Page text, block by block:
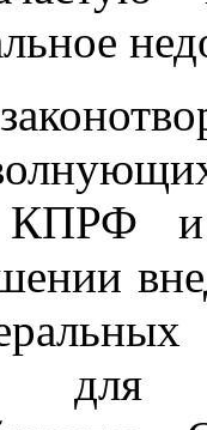
КПРФ
для